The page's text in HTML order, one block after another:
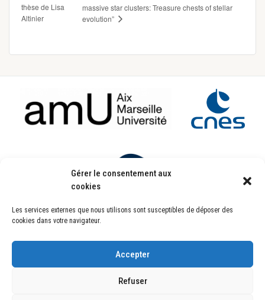
Gérer le consentement aux
cookies
Les services externes que nous utilisons sont susceptibles de déposer des
cookies dans votre navigateur.
Accepter
Refuser
thèse de Lisa
Altinier
massive star clusters: Treasure chests of stellar
evolution”
Laboratoire d’Astrophysique de Marseille
38, rue Frédéric Joliot-Curie
Copyright © 2026